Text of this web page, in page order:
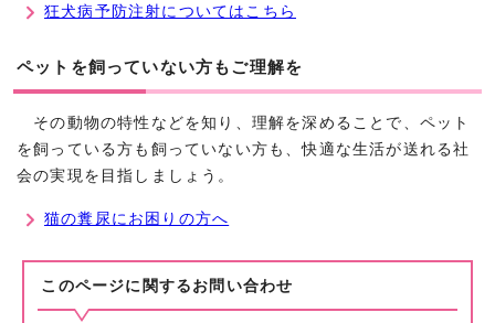
狂犬病予防注射についてはこちら
ペットを飼っていない方もご理解を
その動物の特性などを知り、理解を深めることで、ペット
を飼っている方も飼っていない方も、快適な生活が送れる社
会の実現を目指しましょう。
猫の糞尿にお困りの方へ
このページに関する お問い合わせ